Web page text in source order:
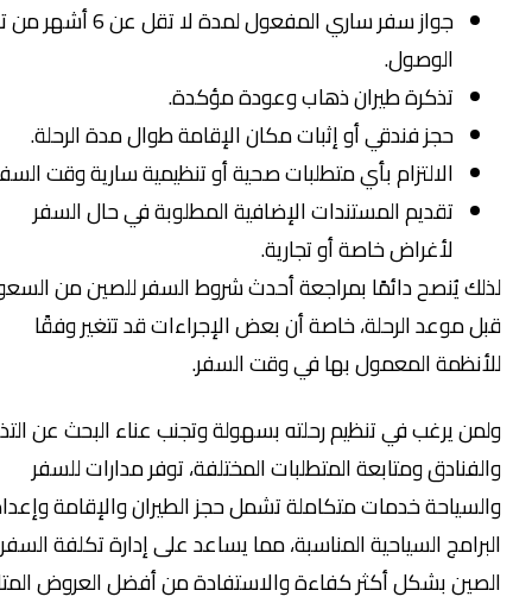
جواز سفر ساري المفعول لمدة لا تقل عن 6 أشهر من تاريخ
الوصول.
تذكرة طيران ذهاب وعودة مؤكدة.
حجز فندقي أو إثبات مكان الإقامة طوال مدة الرحلة.
الالتزام بأي متطلبات صحية أو تنظيمية سارية وقت السفر.
تقديم المستندات الإضافية المطلوبة في حال السفر
لأغراض خاصة أو تجارية.
يُنصح دائمًا بمراجعة أحدث شروط السفر للصين من السعودية
موعد الرحلة، خاصة أن بعض الإجراءات قد تتغير وفقًا
المعمول بها في وقت السفر.
يرغب في تنظيم رحلته بسهولة وتجنب عناء البحث عن التذاكر
ومتابعة المتطلبات المختلفة، توفر مدارات للسفر
خدمات متكاملة تشمل حجز الطيران والإقامة وإعداد
السياحية المناسبة، مما يساعد على إدارة تكلفة السفر إلى
بشكل أكثر كفاءة والاستفادة من أفضل العروض المتاحة.